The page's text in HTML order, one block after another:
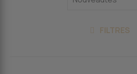
FILTRES